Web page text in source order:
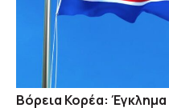
Βόρεια Κορέα: